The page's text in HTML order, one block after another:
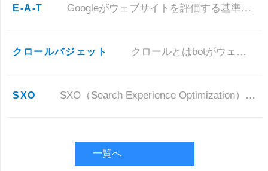
E-A-T Googleがウェブサイトを評価する基準のひとつで、専門性（Expertise）、権威性（Authoritativene
クロールバジェット クロールとはbotがウェブサイトのページを巡回（クロール）することで、バジェットとは「予算」のことですがこの場合、ウェブ
SXO SXO（Search Experience Optimization）とは、ユーザーの検索に対して最適な情報を提供するた
一覧へ